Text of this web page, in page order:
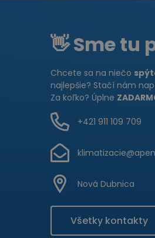
👋 Sme tu
Chcete sa na niečo
najlepšie? Stačí nám
Za koľko? Úplne
+421 911 109 709
Nová Dubnica
Všetky kontakty